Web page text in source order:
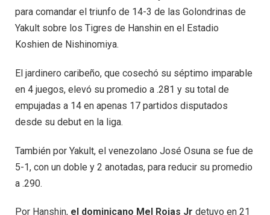
para comandar el triunfo de 14-3 de las Golondrinas de
Yakult sobre los Tigres de Hanshin en el Estadio
Koshien de Nishinomiya.
El jardinero caribeño, que cosechó su séptimo imparable
en 4 juegos, elevó su promedio a .281 y su total de
empujadas a 14 en apenas 17 partidos disputados
desde su debut en la liga.
También por Yakult, el venezolano José Osuna se fue de
5-1, con un doble y 2 anotadas, para reducir su promedio
a .290.
Por Hanshin, el dominicano Mel Rojas Jr detuvo en 21